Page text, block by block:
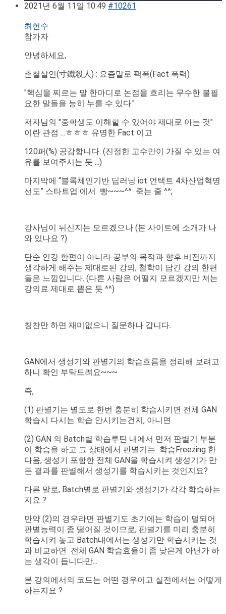
2021년 6월 11일 10:49 #10261
최헌수
참가자
안녕하세요,
촌철살인(寸鐵殺人) : 요즘말로 팩폭(Fact 폭력)
"핵심을 찌르는 말 한마디로 논점을 흐리는 무수한 불필
요한 말들을 능히 누를 수 있다."
저자님의 "중학생도 이해할 수 있어야 제대로 아는 것"
이란 관점 ...ㅎㅎㅎ 유명한 Fact 이고
120퍼(%) 공감합니다. (진정한 고수만이 가질 수 있는 여
유를 보여주시는 듯 ...)
마지막에 “블록체인기반 딥러닝 iot 언택트 4차산업혁명
선도” 스타트업 에서 빵~~~^^ 죽는 줄 ^^;
강사님이 뉘신지는 모르겠으나 (본 사이트에 소개가 나
와 있나요 ?)
단순 인강 한편이 아니라 공부의 목적과 향후 비전까지
생각하게 해주는 제대로된 강의, 철학이 담긴 강의 한편
들은 느낌입니다. (다른 사람은 어떨지 모르겠지만 저는
강의료 제대로 뽑은 듯 ^^)
칭찬만 하면 재미없으니 질문하나 갑니다.
GAN에서 생성기와 판별기의 학습흐름을 정리해 보려고
하니 확인 부탁드려요~~~
즉,
(1) 판별기는 별도로 한번 충분히 학습시키면 전체 GAN
학습시 다시는 학습 안시키는건지, 아니면
(2) GAN 의 Batch별 학습루틴 내에서 먼저 판별기 부분
이 학습을 하고 그 상태에서 판별기는 학습Freezing 한
다음, 생성기 포함한 전체 GAN을 학습시켜 생성기가 만
든 결과를 판별해서 생성기를 학습시키는 것인지요?
다른 말로, Batch별로 판별기와 생성기가 각각 학습하는
지요 ?
만약 (2)의 경우라면 판별기도 초기에는 학습이 덜되어
판별능력이 좀 떨어질 것이므로, 판별기를 미리 충분히
학습시켜 놓고 Batch내에서는 생성기만 학습시키는 것
과 비교하면 전체 GAN 학습효율이 좀 낮은게 아닌가 하
는 생각이 듭니다만...
본 강의에서의 코드는 어떤 경우이고 실전에서는 어떻게
하는지요 ?